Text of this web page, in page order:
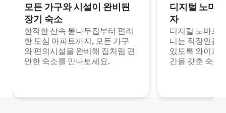
모든 가구와 시설이 완비된
장기 숙소
한적한 산속 통나무집부터 편리
한 도심 아파트까지, 모든 가구
와 편의시설을 완비해 집처럼 편
안한 숙소를 만나보세요.
디지털 노마
자
디지털 노마드
니는 직장인들
있도록 와이파
간을 갖춘 숙소